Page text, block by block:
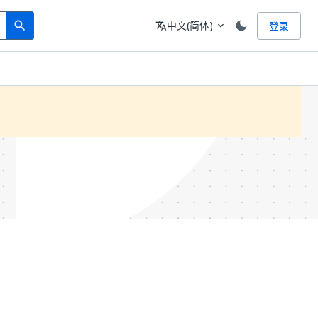
search
Search 语言
translate中文(简体) expand_more 登录